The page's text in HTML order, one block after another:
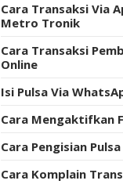
Cara Transaksi Via
Metro Tronik
Cara Transaksi
Online
Isi Pulsa Via
Cara Mengaktifkan
Cara Pengisian
Cara Komplain